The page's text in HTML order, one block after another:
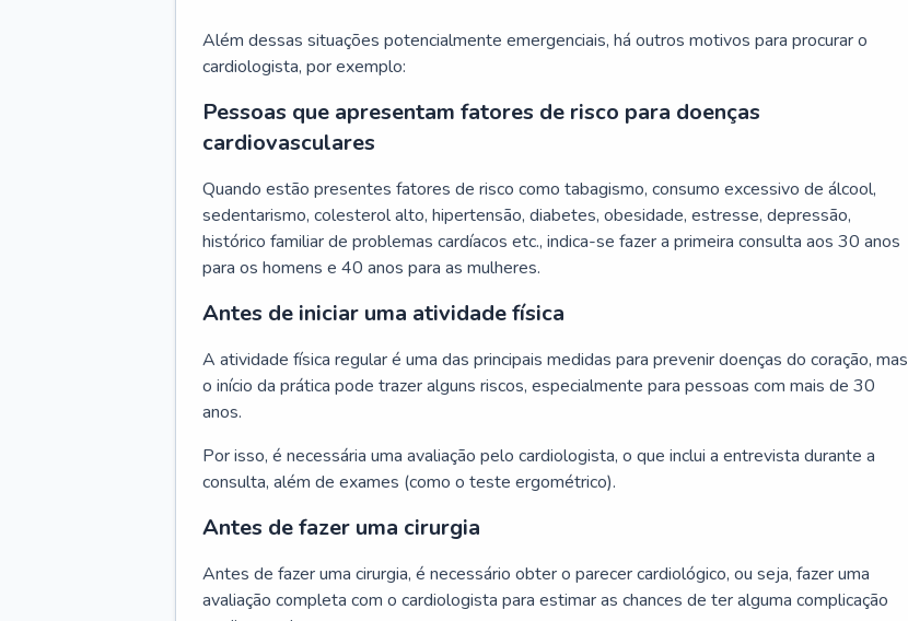
Além dessas situações potencialmente emergenciais, há outros motivos para procurar o
cardiologista, por exemplo:
Pessoas que apresentam fatores de risco para doenças
cardiovasculares
Quando estão presentes fatores de risco como tabagismo, consumo excessivo de álcool,
sedentarismo, colesterol alto, hipertensão, diabetes, obesidade, estresse, depressão,
histórico familiar de problemas cardíacos etc., indica-se fazer a primeira consulta aos 30 anos
para os homens e 40 anos para as mulheres.
Antes de iniciar uma atividade física
A atividade física regular é uma das principais medidas para prevenir doenças do coração, mas
o início da prática pode trazer alguns riscos, especialmente para pessoas com mais de 30
anos.
Por isso, é necessária uma avaliação pelo cardiologista, o que inclui a entrevista durante a
consulta, além de exames (como o teste ergométrico).
Antes de fazer uma cirurgia
Antes de fazer uma cirurgia, é necessário obter o parecer cardiológico, ou seja, fazer uma
avaliação completa com o cardiologista para estimar as chances de ter alguma complicação